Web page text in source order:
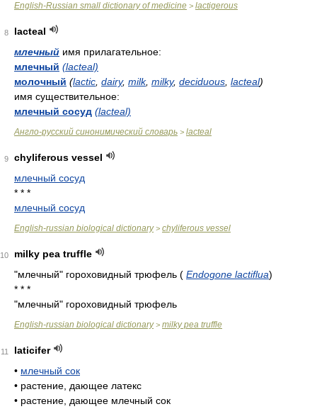
English-Russian small dictionary of medicine > lactigerous
8
lacteal
млечный имя прилагательное:
млечный (lacteal)
молочный (lactic dairy, milk, milky, deciduous lacteal)
имя существительное:
млечный сосуд (lacteal)
Англо-русский синонимический словарь > lacteal
9
chyliferous vessel
млечный сосуд
* * *
млечный сосуд
English-russian biological dictionary> chyliferous vessel
10
milky pea truffle
"млечный" гороховидный трюфель ( Endogone lactiflua)
* * *
"млечный" гороховидный трюфель
English-russian biological dictionary> milky pea truffle
11
laticifer
• млечный сок
• растение, дающее латекс
• растение, дающее млечный сок